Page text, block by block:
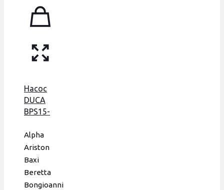
Насос
DUCA
BPS15-
аналог
GRUNDFOS
15-60,
105 W
Alpha
Ariston
Baxi
Beretta
Bongioanni